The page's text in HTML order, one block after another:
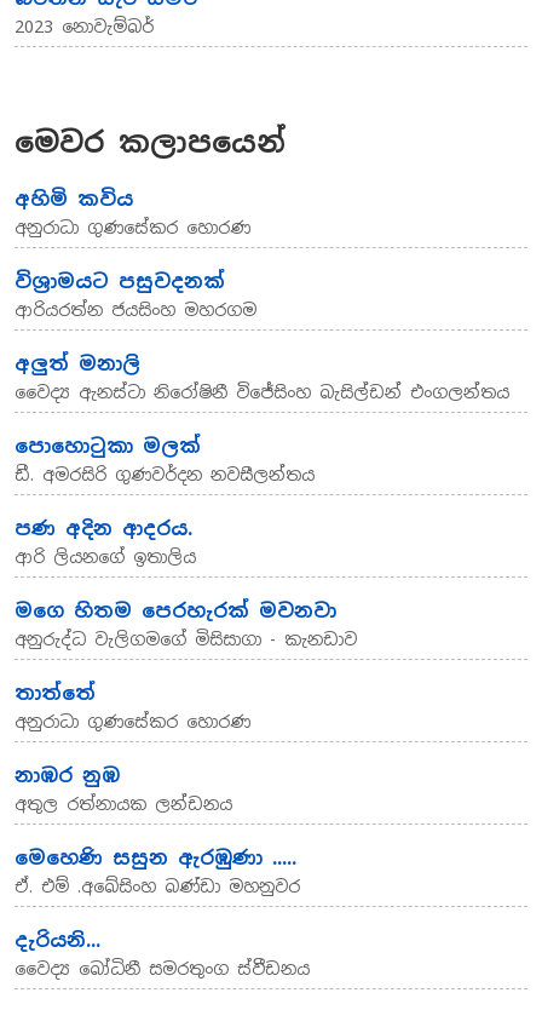
2023 නොවැම්බර්
මෙවර කලාපයෙන්
අහිමි කවිය
අනුරාධා ගුණසේකර හොරණ
විශ්‍රාමයට පසුවදනක්
ආරියරත්න ජයසිංහ මහරගම
අලුත් මනාලි
වෛද්‍ය ඇනස්ටා නිරෝෂිනී විජේසිංහ බැසිල්ඩන් එංගලන්තය
පොහොටුකා මලක්
ඩී. අමරසිරි ගුණවර්දන නවසීලන්තය
පණ අදින ආදරය.
ආරි ලියනගේ ඉතාලිය
මගෙ හිතම පෙරහැරක් මවනවා
අනුරුද්ධ වැලිගමගේ මිසිසාගා - කැනඩාව
තාත්තේ
අනුරාධා ගුණසේකර හොරණ
නාඹර නුඹ
අතුල රත්නායක ලන්ඩනය
මෙහෙණි සසුන ඇරඹුණා .....
ඒ. එම් .අබේසිංහ බණ්ඩා මහනුවර
දැරියනි...
වෛද්‍ය බෝධිනී සමරතුංග ස්වීඩනය